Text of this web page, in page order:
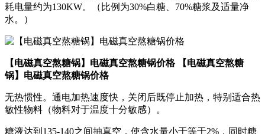
耗电量约为130KW。（比例为30%白糖、70%糖浆及适量净
水。）
【电磁真空熬糖锅】电磁真空熬糖锅价格 【电磁真空熬糖
锅】电磁真空熬糖锅价格
无热惯性。通电加热速度快，关闭后既停止加热，特别适合热
敏性物料（物料对于温度十分敏感）。
糖液达到135-140之间抽真空，使含水量小于等于2%，同时糖